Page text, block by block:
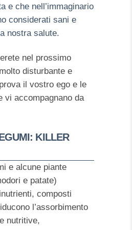
e che nell’immaginario
considerati sani e
nostra salute.
nel prossimo
disturbante e
il vostro ego e le
vi accompagnano da
KILLER
e alcune piante
e patate)
composti
l’assorbimento
nutritive,